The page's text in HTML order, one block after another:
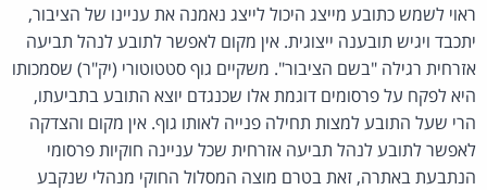
ראוי לשמש כתובע מייצג היכול לייצג נאמנה את עניינו של הציבור,
יתכבד ויגיש תובענה ייצוגית. אין מקום לאפשר לתובע לנהל תביעה
אזרחית רגילה "בשם הציבור". משקיים גוף סטטוטורי (יק"ר) שסמכותו
היא לפקח על פרסומים דוגמת אלו שכנגדם יוצא התובע בתביעתו,
הרי שעל התובע למצות תחילה פנייה לאותו גוף. אין מקום והצדקה
לאפשר לתובע לנהל תביעה אזרחית שכל עניינה חוקיות פרסומי
הנתבעת באתרה, זאת בטרם מוצה המסלול החוקי מנהלי שנקבע